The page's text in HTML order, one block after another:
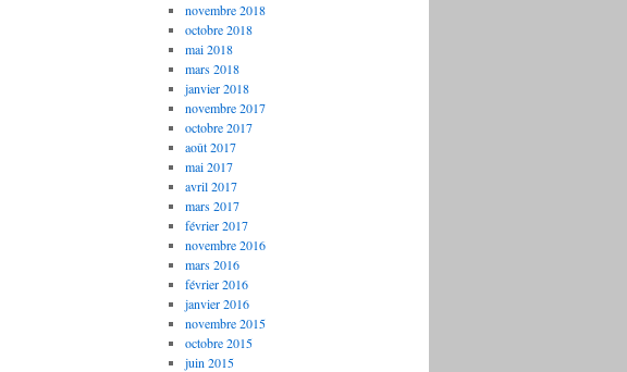
novembre 2018
octobre 2018
mai 2018
mars 2018
janvier 2018
novembre 2017
octobre 2017
août 2017
mai 2017
avril 2017
mars 2017
février 2017
novembre 2016
mars 2016
février 2016
janvier 2016
novembre 2015
octobre 2015
juin 2015